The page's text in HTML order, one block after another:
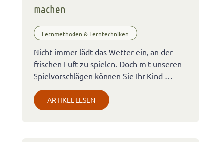
machen
Lernmethoden & Lerntechniken
Nicht immer lädt das Wetter ein, an der
frischen Luft zu spielen. Doch mit unseren
Spielvorschlägen können Sie Ihr Kind …
ARTIKEL LESEN